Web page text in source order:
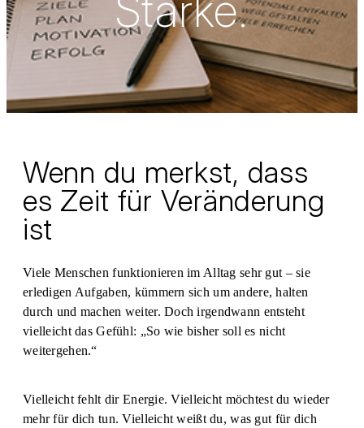
Wenn du merkst, dass
es Zeit für Veränderung
ist
Viele Menschen funktionieren im Alltag sehr gut – sie
erledigen Aufgaben, kümmern sich um andere, halten
durch und machen weiter. Doch irgendwann entsteht
vielleicht das Gefühl: „So wie bisher soll es nicht
weitergehen.“
Vielleicht fehlt dir Energie. Vielleicht möchtest du wieder
mehr für dich tun. Vielleicht weißt du, was gut für dich